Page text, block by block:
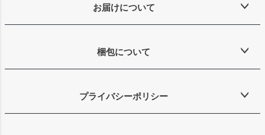
お届けについて
梱包について
プライバシーポリシー